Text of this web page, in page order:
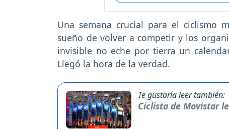
Una semana crucial para el ciclismo
sueño de volver a competir y los
invisible no eche por tierra un
Llegó la hora de la verdad.
Te gustaría leer también:
Ciclista de Movistar